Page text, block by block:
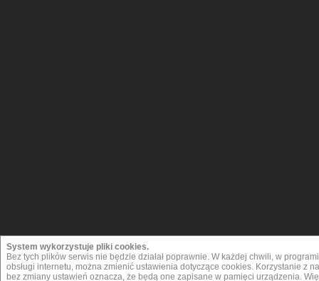
System wykorzystuje pliki cookies.
Bez tych plików serwis nie będzie działał poprawnie. W każdej chwili, w
obsługi internetu, można zmienić ustawienia dotyczące cookies. Korzystanie z
bez zmiany ustawień oznacza, że będą one zapisane w pamięci urządzenia.